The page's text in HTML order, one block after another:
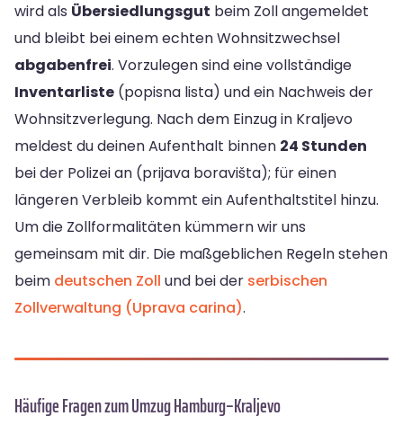
wird als Übersiedlungsgut beim Zoll angemeldet
und bleibt bei einem echten Wohnsitzwechsel
abgabenfrei. Vorzulegen sind eine vollständige
Inventarliste (popisna lista) und ein Nachweis der
Wohnsitzverlegung. Nach dem Einzug in Kraljevo
meldest du deinen Aufenthalt binnen 24 Stunden
bei der Polizei an (prijava boravišta); für einen
längeren Verbleib kommt ein Aufenthaltstitel hinzu.
Um die Zollformalitäten kümmern wir uns
gemeinsam mit dir. Die maßgeblichen Regeln stehen
beim deutschen Zoll und bei der serbischen
Zollverwaltung (Uprava carina).
Häufige Fragen zum Umzug Hamburg–Kraljevo